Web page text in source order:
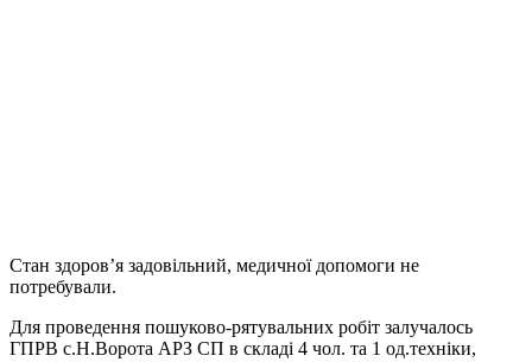
Стан здоров’я задовільний, медичної допомоги не
потребували.
Для проведення пошуково-рятувальних робіт залучалось
ГПРВ с.Н.Ворота АРЗ СП в складі 4 чол. та 1 од.техніки,